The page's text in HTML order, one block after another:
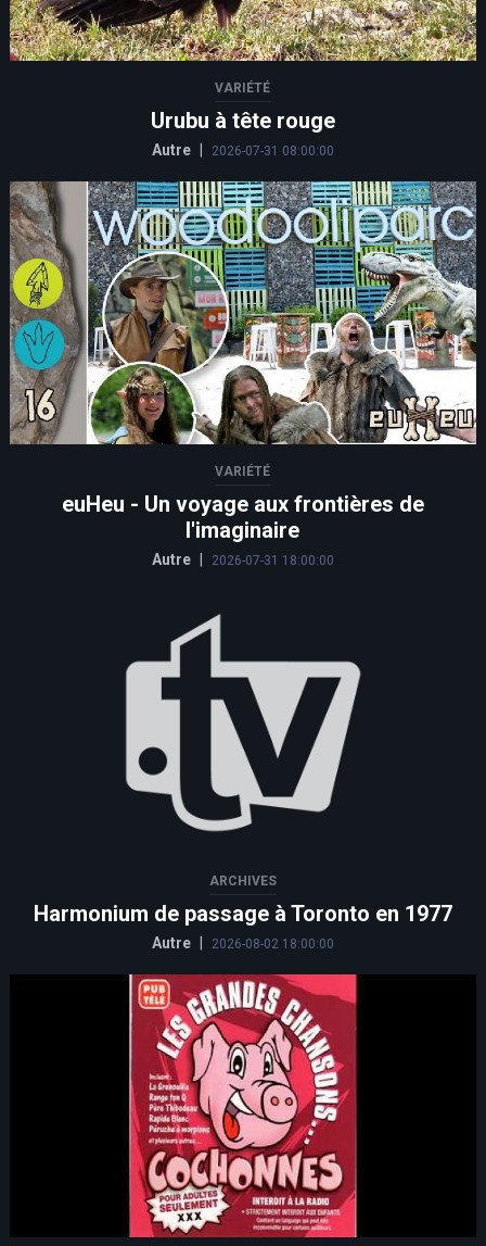
VARIÉTÉ
Urubu à tête rouge
Autre 2026-07-31 08:00:00
VARIÉTÉ
euHeu - Un voyage aux frontières de
l'imaginaire
Autre 2026-07-31 18:00:00
ARCHIVES
Harmonium de passage à Toronto en 1977
Autre 2026-08-02 18:00:00